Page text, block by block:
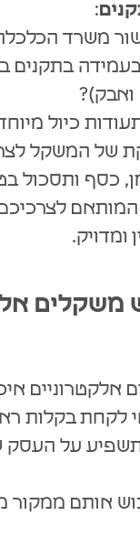
:
משרד
ואבק)?
כיול
של המשקל
כסף ותסכול
ומדויק.
משקלים
אלקטרוניים
לקחת בקלות
על העסק
אותם ממקור